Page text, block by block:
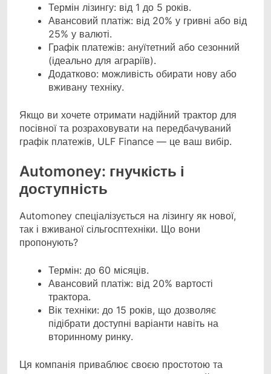
Термін лізингу: від 1 до 5 років.
Авансовий платіж: від 20% у гривні або від
25% у валюті.
Графік платежів: ануїтетний або сезонний
(ідеально для аграріїв).
Додатково: можливість обирати нову або
вживану техніку.
Якщо ви хочете отримати надійний трактор для
посівної та розраховувати на передбачуваний
графік платежів, ULF Finance — це ваш вибір.
Automoney: гнучкість і
доступність
Automoney спеціалізується на лізингу як нової,
так і вживаної сільгосптехніки. Що вони
пропонують?
Термін: до 60 місяців.
Авансовий платіж: від 20% вартості
трактора.
Вік техніки: до 15 років, що дозволяє
підібрати доступні варіанти навіть на
вторинному ринку.
Ця компанія приваблює своєю простотою та